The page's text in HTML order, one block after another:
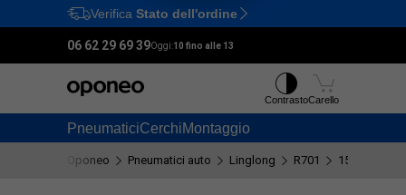
Ctrl M
Verifica Stato dell'ordine
06 62 29 69 39Oggi:10 fino alle 13
PneumaticiCerchiMontaggio
ContrastoCarello
Oponeo Pneumatici auto Linglong R701 155/70 R12